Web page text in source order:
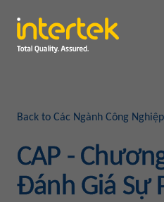
Back to Các Ngành Công Nghiệp
CAP -
Đánh Giá Sự